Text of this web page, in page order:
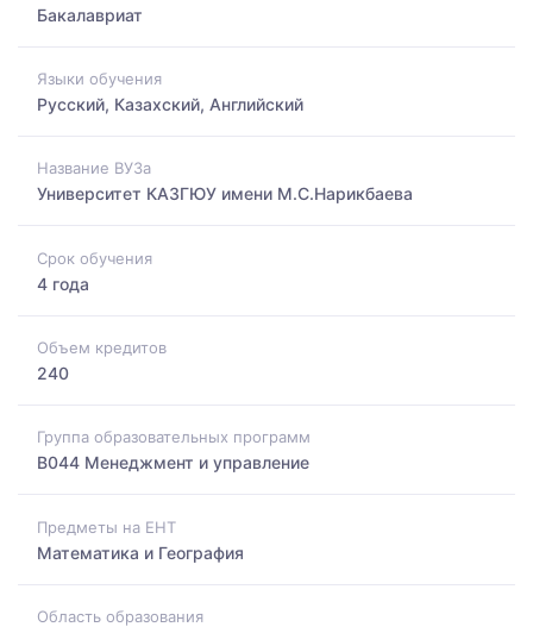
Бакалавриат
Языки обучения
Русский, Казахский, Английский
Название ВУЗа
Университет КАЗГЮУ имени М.С.Нарикбаева
Срок обучения
4 года
Объем кредитов
240
Группа образовательных программ
B044 Менеджмент и управление
Предметы на ЕНТ
Математика и География
Область образования